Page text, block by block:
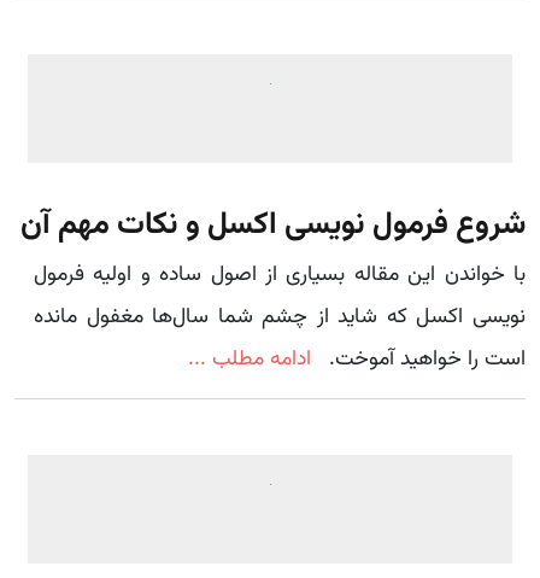
شروع فرمول نویسی اکسل و نکات مهم آن
با خواندن این مقاله بسیاری از اصول ساده و اولیه فرمول
نویسی اکسل که شاید از چشم شما سال‌ها مغفول مانده
است را خواهید آموخت.
ادامه مطلب ...